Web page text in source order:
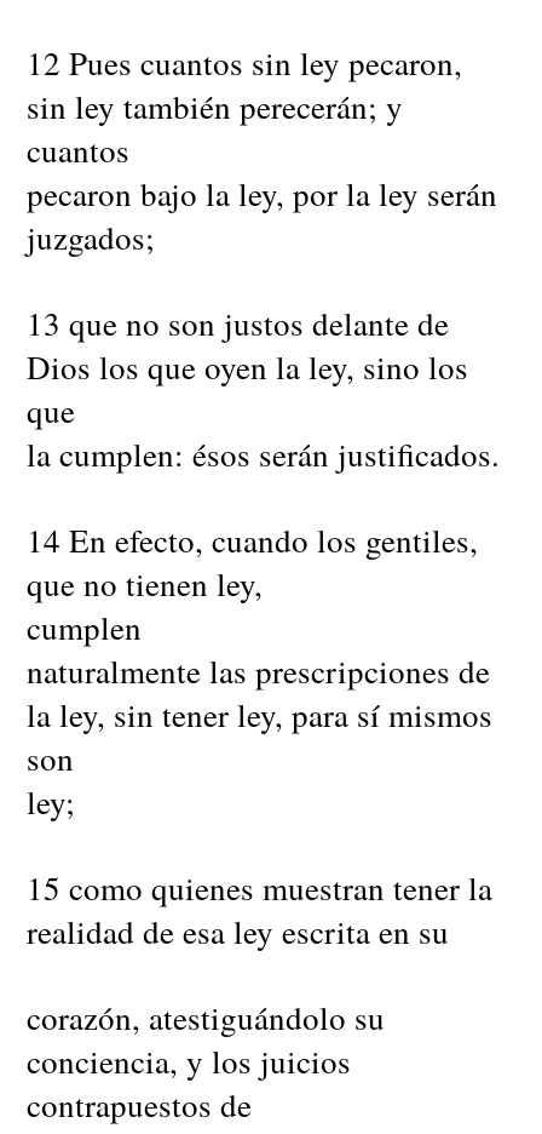
12 Pues cuantos sin ley pecaron,
sin ley también perecerán; y
cuantos
pecaron bajo la ley, por la ley serán
juzgados;
13 que no son justos delante de
Dios los que oyen la ley, sino los
que
la cumplen: ésos serán justificados.
14 En efecto, cuando los gentiles,
que no tienen ley,
cumplen
naturalmente las prescripciones de
la ley, sin tener ley, para sí mismos
son
ley;
15 como quienes muestran tener la
realidad de esa ley escrita en su
corazón, atestiguándolo su
conciencia, y los juicios
contrapuestos de